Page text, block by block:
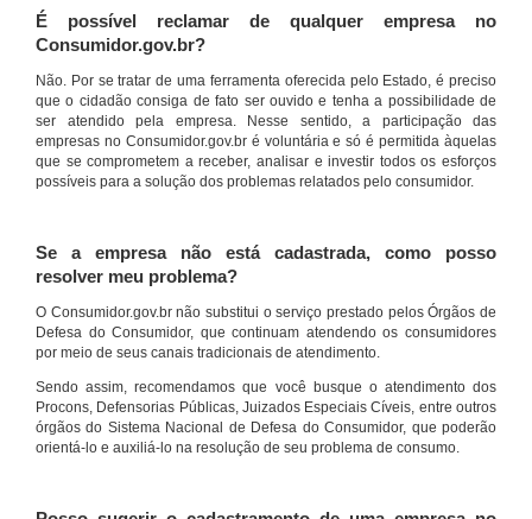
É possível reclamar de qualquer empresa no
Consumidor.gov.br?
Não. Por se tratar de uma ferramenta oferecida pelo Estado, é preciso
que o cidadão consiga de fato ser ouvido e tenha a possibilidade de
ser atendido pela empresa. Nesse sentido, a participação das
empresas no Consumidor.gov.br é voluntária e só é permitida àquelas
que se comprometem a receber, analisar e investir todos os esforços
possíveis para a solução dos problemas relatados pelo consumidor.
Se a empresa não está cadastrada, como posso
resolver meu problema?
O Consumidor.gov.br não substitui o serviço prestado pelos Órgãos de
Defesa do Consumidor, que continuam atendendo os consumidores
por meio de seus canais tradicionais de atendimento.
Sendo assim, recomendamos que você busque o atendimento dos
Procons, Defensorias Públicas, Juizados Especiais Cíveis, entre outros
órgãos do Sistema Nacional de Defesa do Consumidor, que poderão
orientá-lo e auxiliá-lo na resolução de seu problema de consumo.